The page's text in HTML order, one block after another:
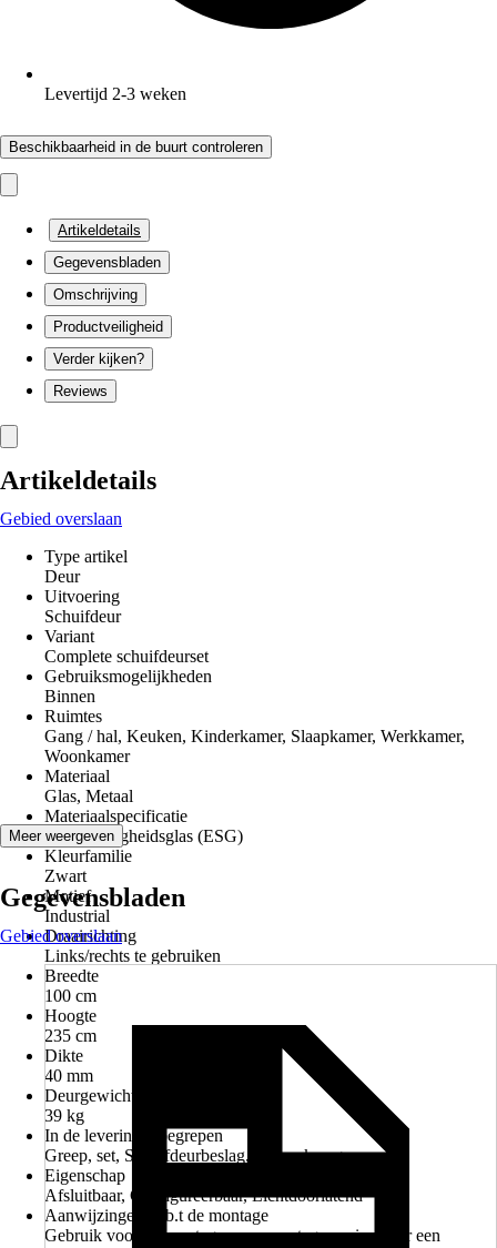
Levertijd 2-3 weken
Beschikbaarheid in de buurt controleren
Artikeldetails
Gegevensbladen
Omschrijving
Productveiligheid
Verder kijken?
Reviews
Artikeldetails
Gebied overslaan
Type artikel
Deur
Uitvoering
Schuifdeur
Variant
Complete schuifdeurset
Gebruiksmogelijkheden
Binnen
Ruimtes
Gang / hal, Keuken, Kinderkamer, Slaapkamer, Werkkamer,
Woonkamer
Materiaal
Glas, Metaal
Materiaalspecificatie
Staal, Veiligheidsglas (ESG)
Kleurfamilie
Zwart
Motief
Industrial
Draairichting
Links/rechts te gebruiken
Breedte
100 cm
Hoogte
235 cm
Dikte
40 mm
Deurgewicht ca.
39 kg
In de levering inbegrepen
Greep, set, Schuifdeurbeslag, Verzonken greep, set
Eigenschap
Afsluitbaar, Configureerbaar, Lichtdoorlatend
Aanwijzingen m.b.t de montage
Gebruik voor de montage onze montageservice door een
Meer weergeven
Gegevensbladen
Gebied overslaan